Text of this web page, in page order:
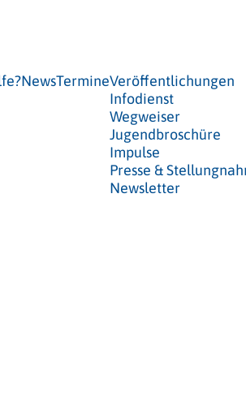
NewsTermineVeröffentlichungen
Infodienst
Wegweiser
Jugendbroschüre
Impulse
Presse &
Newsletter